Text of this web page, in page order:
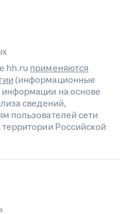
hh.ru применяются
(информационные
на основе
сведений,
пользователей сети
Российской